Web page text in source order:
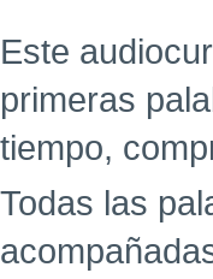
Este
primeras
tiempo,
Todas las